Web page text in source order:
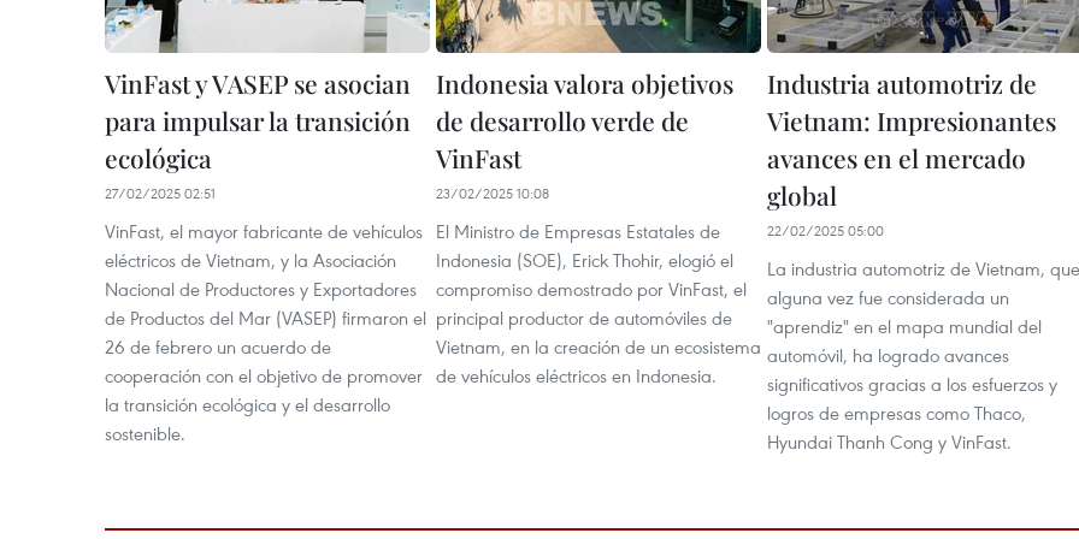
VinFast y VASEP se asocian
para impulsar la transición
ecológica
27/02/2025 02:51
VinFast, el mayor fabricante de vehículos
eléctricos de Vietnam, y la Asociación
Nacional de Productores y Exportadores
de Productos del Mar (VASEP) firmaron el
26 de febrero un acuerdo de
cooperación con el objetivo de promover
la transición ecológica y el desarrollo
sostenible.
Indonesia valora objetivos
de desarrollo verde de
VinFast
23/02/2025 10:08
El Ministro de Empresas Estatales de
Indonesia (SOE), Erick Thohir, elogió el
compromiso demostrado por VinFast, el
principal productor de automóviles de
Vietnam, en la creación de un ecosistema
de vehículos eléctricos en Indonesia.
Industria automotriz de
Vietnam: Impresionantes
avances en el mercado
global
22/02/2025 05:00
La industria automotriz de Vietnam, que
alguna vez fue considerada un
"aprendiz" en el mapa mundial del
automóvil, ha logrado avances
significativos gracias a los esfuerzos y
logros de empresas como Thaco,
Hyundai Thanh Cong y VinFast.